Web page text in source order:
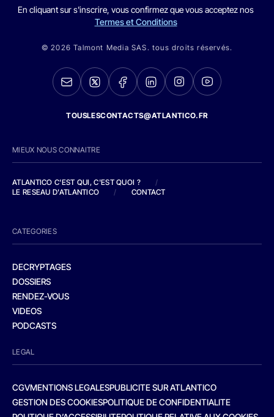
En cliquant sur s'inscrire, vous confirmez que vous acceptez nos
Termes et Conditions
© 2026 Talmont Media SAS. tous droits réservés.
TOUSLESCONTACTS@ATLANTICO.FR
MIEUX NOUS CONNAITRE
ATLANTICO C'EST QUI, C'EST QUOI ?
/
LE RESEAU D'ATLANTICO
/ CONTACT
CATEGORIES
DECRYPTAGES
DOSSIERS
RENDEZ-VOUS
VIDEOS
PODCASTS
LEGAL
CGVMENTIONS LEGALESPUBLICITE SUR ATLANTICO
GESTION DES COOKIESPOLITIQUE DE CONFIDENTIALITE